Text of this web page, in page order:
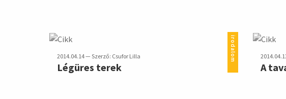
irodalom
2014.04.14 — Szerző: Csufor Lilla
Légüres terek A